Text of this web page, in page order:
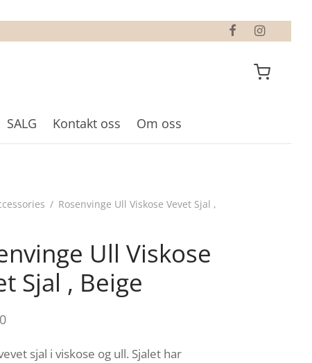
SALG Kontakt oss Om oss
/ Rosenvinge Ull Viskose Vevet Sjal ,
Ull Viskose
Sjal , Beige
sjal i viskose og ull. Sjalet har